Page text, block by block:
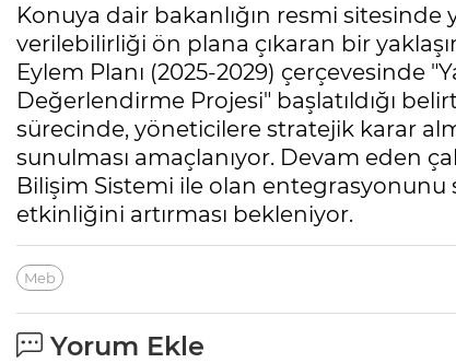
Konuya dair bakanlığın resmi sitesinde
verilebilirliği ön plana çıkaran bir
Eylem Planı (2025-2029) çerçevesinde
Değerlendirme Projesi" başlatıldığı
sürecinde, yöneticilere stratejik karar
sunulması amaçlanıyor. Devam eden
Bilişim Sistemi ile olan
etkinliğini artırması bekleniyor.
Meb
Yorum Ekle